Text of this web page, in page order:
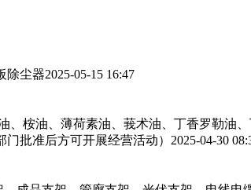
除尘器2025-05-15 16:47
、桉油、薄荷素油、莪术油、丁香罗勒油
批准后方可开展经营活动） 2025-04-30